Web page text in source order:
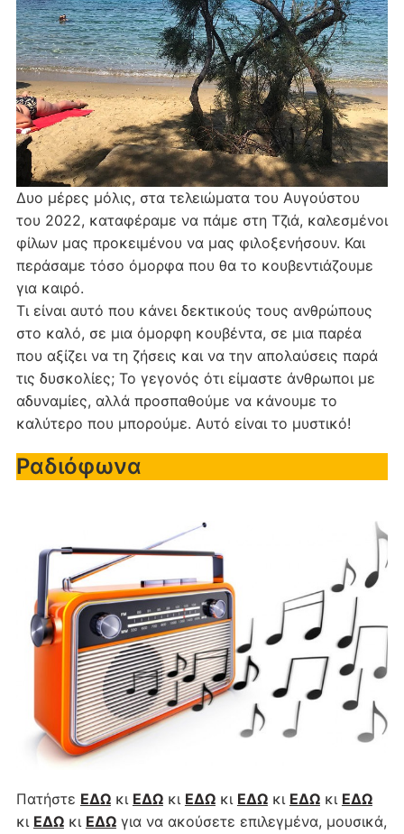
Δυο μέρες μόλις, στα τελειώματα του Αυγούστου
του 2022, καταφέραμε να πάμε στη Τζιά, καλεσμένοι
φίλων μας προκειμένου να μας φιλοξενήσουν. Και
περάσαμε τόσο όμορφα που θα το κουβεντιάζουμε
για καιρό.
Τι είναι αυτό που κάνει δεκτικούς τους ανθρώπους
στο καλό, σε μια όμορφη κουβέντα, σε μια παρέα
που αξίζει να τη ζήσεις και να την απολαύσεις παρά
τις δυσκολίες; Το γεγονός ότι είμαστε άνθρωποι με
αδυναμίες, αλλά προσπαθούμε να κάνουμε το
καλύτερο που μπορούμε. Αυτό είναι το μυστικό!
Ραδιόφωνα
Πατήστε ΕΔΩκι ΕΔΩκι ΕΔΩκι ΕΔΩκι ΕΔΩκι ΕΔΩ
κι ΕΔΩκι ΕΔΩγια να ακούσετε επιλεγμένα, μουσικά,